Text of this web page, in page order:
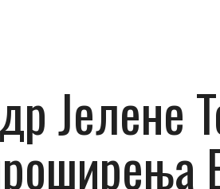
Јелене